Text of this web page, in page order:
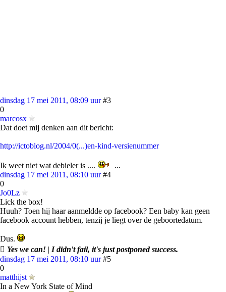
dinsdag 17 mei 2011, 08:09 uur #3
0
marcosx
Dat doet mij denken aan dit bericht:
http://ictoblog.nl/2004/0(...)en-kind-versienummer
Ik weet niet wat debieler is ....
...
dinsdag 17 mei 2011, 08:10 uur #4
0
Jo0Lz
Lick the box!
Huuh? Toen hij haar aanmeldde op facebook? Een baby kan geen
facebook account hebben, tenzij je liegt over de geboortedatum.
Dus.
 Yes we can! | I didn't fail, it's just postponed success.
dinsdag 17 mei 2011, 08:10 uur #5
0
matthijst
In a New York State of Mind